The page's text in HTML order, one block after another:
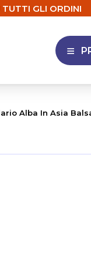
TUTTI GLI ORDINI
Alba In Asia